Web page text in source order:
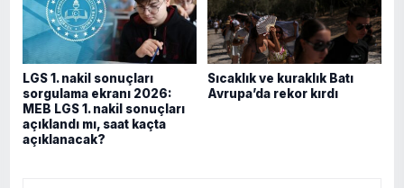
LGS 1. nakil sonuçları
sorgulama ekranı 2026:
MEB LGS 1. nakil sonuçları
açıklandı mı, saat kaçta
açıklanacak?
Sıcaklık ve kuraklık Batı
Avrupa’da rekor kırdı